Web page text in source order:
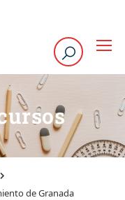
de Granada